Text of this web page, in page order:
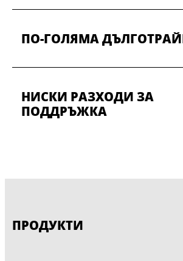
ПО-ГОЛЯМА
НИСКИ РАЗХОДИ ЗА
ПОДДРЪЖКА
ПРОДУКТИ